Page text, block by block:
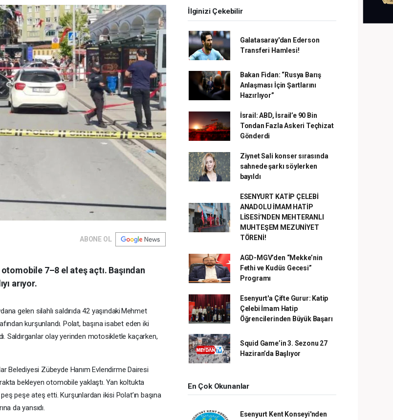
ABONE OL
7–8 el ateş açtı. Başından
arıyor.
gelen silahlı saldırıda 42 yaşındaki Mehmet
kurşunlandı. Polat, başına isabet eden iki
Saldırganlar olay yerinden motosikletle kaçarken,
Belediyesi Zübeyde Hanım Evlendirme Dairesi
bekleyen otomobile yaklaştı. Yan koltukta
peşe ateş etti. Kurşunlardan ikisi Polat’ın başına
da yansıdı.
İlginizi Çekebilir
Galatasaray'dan Ederson
Transferi Hamlesi!
Bakan Fidan: “Rusya Barış
Anlaşması İçin Şartlarını
Hazırlıyor”
İsrail: ABD, İsrail’e 90 Bin
Tondan Fazla Askeri Teçhizat
Gönderdi
Ziynet Sali konser sırasında
sahnede şarkı söylerken
bayıldı
ESENYURT KATİP ÇELEBİ
ANADOLU İMAM HATİP
LİSESİ’NDEN MEHTERANLI
MUHTEŞEM MEZUNİYET
TÖRENİ!
AGD-MGV’den “Mekke’nin
Fethi ve Kudüs Gecesi”
Programı
Esenyurt'a Çifte Gurur: Katip
Çelebi İmam Hatip
Öğrencilerinden Büyük Başarı
Squid Game’in 3. Sezonu 27
Haziran’da Başlıyor
En Çok Okunanlar
Esenyurt Kent Konseyi'nden